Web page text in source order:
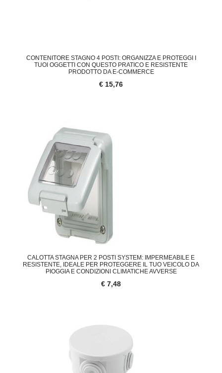
CONTENITORE STAGNO 4 POSTI: ORGANIZZA E PROTEGGI I
TUOI OGGETTI CON QUESTO PRATICO E RESISTENTE
PRODOTTO DA E-COMMERCE
€ 15,76
CALOTTA STAGNA PER 2 POSTI SYSTEM: IMPERMEABILE E
RESISTENTE, IDEALE PER PROTEGGERE IL TUO VEICOLO DA
PIOGGIA E CONDIZIONI CLIMATICHE AVVERSE
€ 7,48